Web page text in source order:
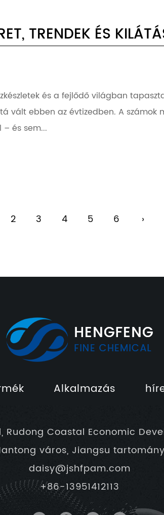
TRENDEK ÉS
és a fejlődő világban
ebben az évtizedben. A számok
és sem...
2 3 4 5 6 ›
Alkalmazás
Rudong Coastal Economic
város, Jiangsu tartomány
daisy@jshfpam.com
+86-13951412113